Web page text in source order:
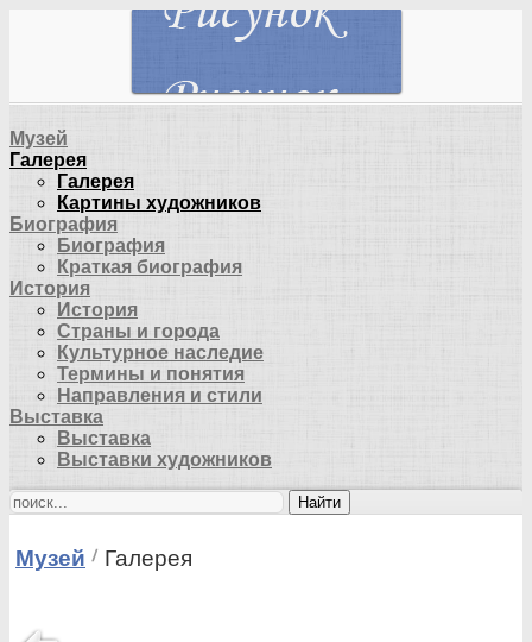
Музей
Галерея
Галерея
Картины художников
Биография
Биография
Краткая биография
История
История
Страны и города
Культурное наследие
Термины и понятия
Направления и стили
Выставка
Выставка
Выставки художников
Найти
Музей Галерея